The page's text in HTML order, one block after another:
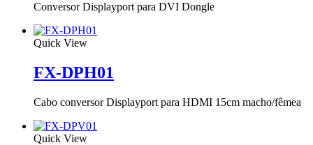
Conversor Displayport para DVI Dongle
Quick View
FX-DPH01
Cabo conversor Displayport para HDMI 15cm macho/fêmea
Quick View